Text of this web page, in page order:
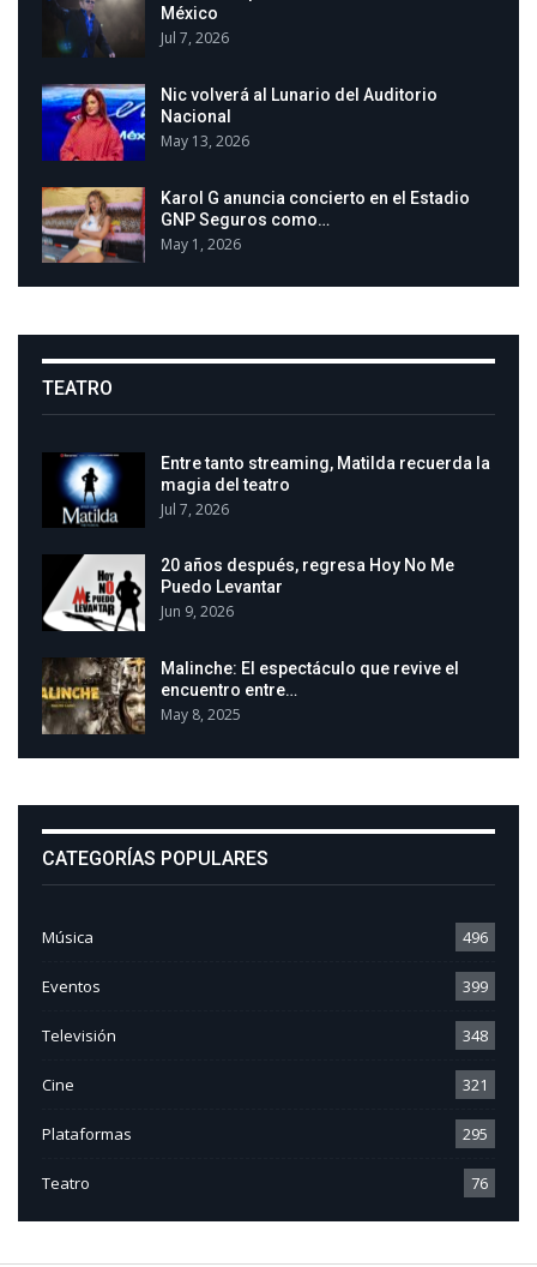
México
Jul 7, 2026
Nic volverá al Lunario del Auditorio
Nacional
May 13, 2026
Karol G anuncia concierto en el Estadio
GNP Seguros como…
May 1, 2026
TEATRO
Entre tanto streaming, Matilda recuerda la
magia del teatro
Jul 7, 2026
20 años después, regresa Hoy No Me
Puedo Levantar
Jun 9, 2026
Malinche: El espectáculo que revive el
encuentro entre…
May 8, 2025
CATEGORÍAS POPULARES
Música 496
Eventos 399
Televisión 348
Cine 321
Plataformas 295
Teatro 76